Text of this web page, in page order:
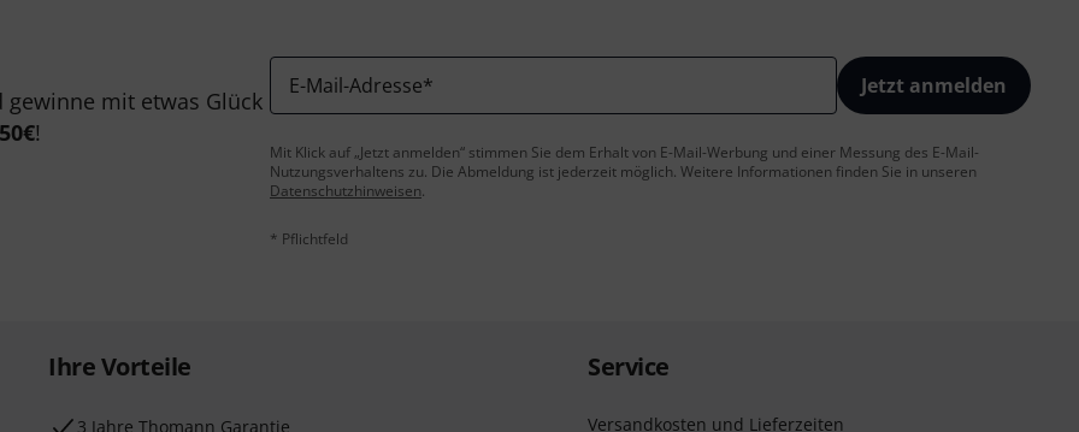
mit etwas Glück
50€!
E-Mail-Adresse* Jetzt anmelden
Mit Klick auf „Jetzt anmelden“ stimmen Sie dem Erhalt von E-Mail-Werbung und einer Messung des E-Mail-
Nutzungsverhaltens zu. Die Abmeldung ist jederzeit möglich. Weitere Informationen finden Sie in unseren
Datenschutzhinweisen.
* Pflichtfeld
Ihre Vorteile
3 Jahre Thomann Garantie
Service
Versandkosten und Lieferzeiten